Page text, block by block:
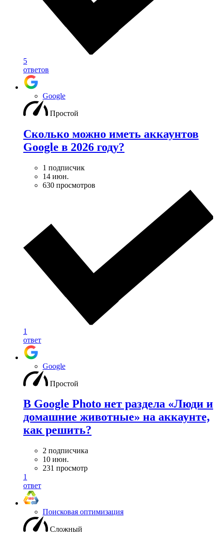
5
ответов
Google
Простой
Сколько можно иметь аккаунтов
Google в 2026 году?
1 подписчик
14 июн.
630 просмотров
1
ответ
Google
Простой
В Google Photo нет раздела «Люди и
домашние животные» на аккаунте,
как решить?
2 подписчика
10 июн.
231 просмотр
1
ответ
Поисковая оптимизация
Сложный